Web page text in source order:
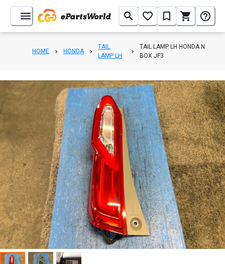
HOME HONDA
TAIL
LAMP LH
TAIL LAMP LH HONDA N
BOX JF3
1/3